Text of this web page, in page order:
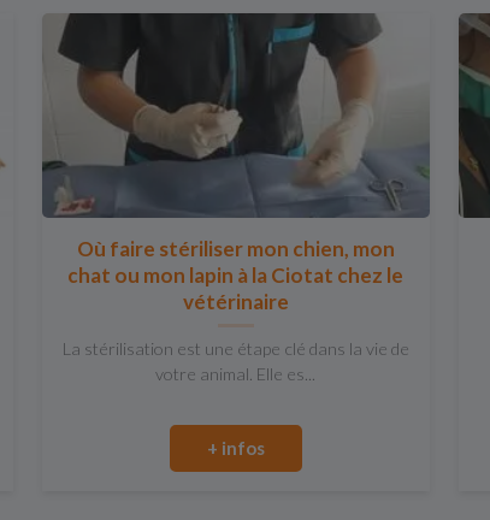
Où faire stériliser mon chien, mon
chat ou mon lapin à la Ciotat chez le
vétérinaire
La stérilisation est une étape clé dans la vie de
votre animal. Elle es...
+ infos